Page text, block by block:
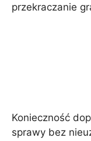
przekraczanie
Konieczność
sprawy bez